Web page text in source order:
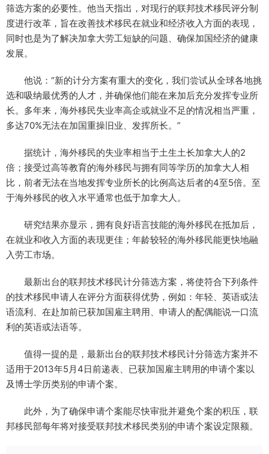
筛选方案的必要性。他当天指出，对现行的联邦技术移民评分制
度进行改革，旨在改善技术移民在就业和经济收入方面的表现，
同时也是为了解决加拿大劳工短缺的问题、确保加国经济的健康
发展。
他说：“新的计分方案有重大的变化，我们尝试从全球各地挑
选和吸纳最优秀的人才，并确保他们能在来加后充分发挥专业所
长。多年来，海外移民失业率高企或就业不足的情况相当严重，
多达70%无法在加国重操旧业、发挥所长。”
据统计，海外移民的失业率相当于土生土长加拿大人的2
倍；接受过高等教育的海外移民与拥有同等学历的加拿大人相
比，前者无法在当地发挥专业所长的比例高达后者的4至5倍。至
于海外移民的收入水平通常也低于加拿大人。
研究结果亦显示，拥有良好语言技能的海外移民在抵加后，
在就业和收入方面的表现更佳；年龄较轻的海外移民能更快地融
入劳工市场。
最新出台的联邦技术移民计分筛选方案，将使符合下列条件
的技术移民申请人在评分方面获得优势，例如：年轻、英语或法
语流利、在赴加前已获加国雇主聘用、申请人的配偶能说一口流
利的英语或法语等。
值得一提的是，最新出台的联邦技术移民计分筛选方案并不
适用于2013年5月4日前递表、已获加国雇主聘用的申请个案以
及博士学历类别的申请个案。
此外，为了确保申请个案能尽快审批并避免个案的积压，联
邦移民部每年将对接受联邦技术移民类别的申请个案设定限额。